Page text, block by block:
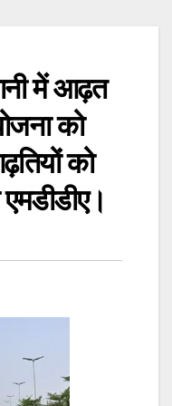
में आढ़त
को
को